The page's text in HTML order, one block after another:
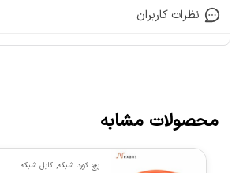
نظرات کاربران
محصولات مشابه
پچ کورد شبکه, کابل شبکه